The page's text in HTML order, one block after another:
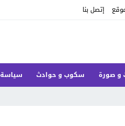
إتصل بنا
صورة سكوب و حوادث سياسة